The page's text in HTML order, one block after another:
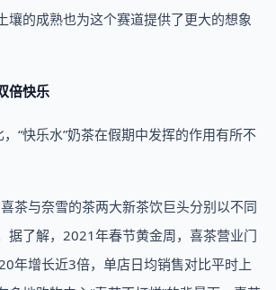
壤的成熟也为这个赛道提供了更大的想象
倍快乐
，“快乐水”奶茶在假期中发挥的作用有所不
茶与奈雪的茶两大新茶饮巨头分别以不同
据了解，2021年春节黄金周，喜茶营业门
年增长近3倍，单店日均销售对比平时上